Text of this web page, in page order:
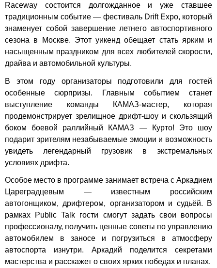
Raceway состоится долгожданное и уже ставшее
традиционным событие — фестиваль Drift Expo, который
знаменует собой завершение летнего автоспортивного
сезона в Москве. Этот уикенд обещает стать ярким и
насыщенным праздником для всех любителей скорости,
драйва и автомобильной культуры.
В этом году организаторы подготовили для гостей
особенные сюрпризы. Главным событием станет
выступление команды КАМАЗ-мастер, которая
продемонстрирует зрелищное дрифт-шоу и скользящий
боком боевой раллийный КАМАЗ — Курто! Это шоу
подарит зрителям незабываемые эмоции и возможность
увидеть легендарный грузовик в экстремальных
условиях дрифта.
Особое место в программе занимает встреча с Аркадием
Цареградцевым — известным российским
автогонщиком, дрифтером, организатором и судьёй. В
рамках Public Talk гости смогут задать свои вопросы
профессионалу, получить ценные советы по управлению
автомобилем в заносе и погрузиться в атмосферу
автоспорта изнутри. Аркадий поделится секретами
мастерства и расскажет о своих ярких победах и планах.